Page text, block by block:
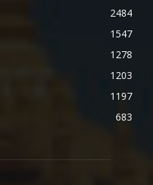
2484
1547
1278
1203
1197
683